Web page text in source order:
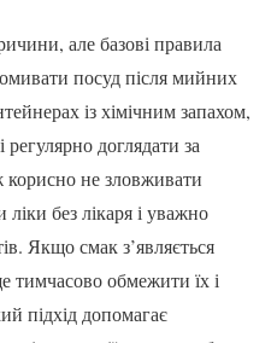
але базові правила
посуд після мийних
із хімічним запахом,
доглядати за
не зловживати
без лікаря і уважно
Якщо смак з’являється
тимчасово обмежити їх і
підхід допомагає